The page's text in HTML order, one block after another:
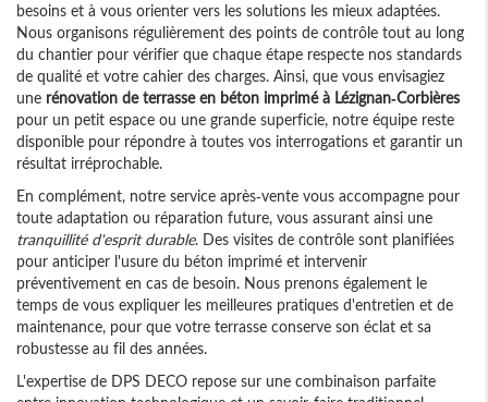
besoins et à vous orienter vers les solutions les mieux adaptées.
Nous organisons régulièrement des points de contrôle tout au long
du chantier pour vérifier que chaque étape respecte nos standards
de qualité et votre cahier des charges. Ainsi, que vous envisagiez
une rénovation de terrasse en béton imprimé à Lézignan-Corbières
pour un petit espace ou une grande superficie, notre équipe reste
disponible pour répondre à toutes vos interrogations et garantir un
résultat irréprochable.
En complément, notre service après-vente vous accompagne pour
toute adaptation ou réparation future, vous assurant ainsi une
tranquillité d'esprit durable. Des visites de contrôle sont planifiées
pour anticiper l'usure du béton imprimé et intervenir
préventivement en cas de besoin. Nous prenons également le
temps de vous expliquer les meilleures pratiques d'entretien et de
maintenance, pour que votre terrasse conserve son éclat et sa
robustesse au fil des années.
L'expertise de DPS DECO repose sur une combinaison parfaite